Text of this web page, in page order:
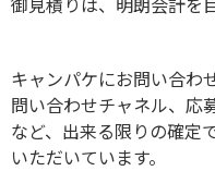
キャンパケにお問い合わ
問い合わせチャネル、応
など、出来る限りの確定
いただいています。